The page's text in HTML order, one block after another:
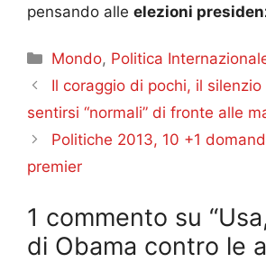
pensando alle elezioni
Categorie
Mondo, Politica
Il coraggio di pochi, il
sentirsi “normali” di fronte alle
Politiche 2013, 10 +1
premier
1 commento su
di Obama contro le